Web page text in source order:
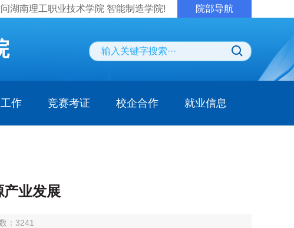
湖南理工职业技术学院 智能制造学院! 院部导航
作 竞赛考证 校企合作 就业信息
业发展
： 3241